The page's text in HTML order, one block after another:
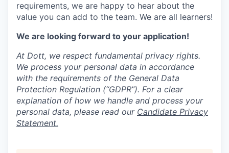
requirements, we are happy to hear about the
value you can add to the team. We are all learners!
We are looking forward to your application!
At Dott, we respect fundamental privacy rights.
We process your personal data in accordance
with the requirements of the General Data
Protection Regulation (“GDPR”). For a clear
explanation of how we handle and process your
personal data, please read our Candidate Privacy
Statement.